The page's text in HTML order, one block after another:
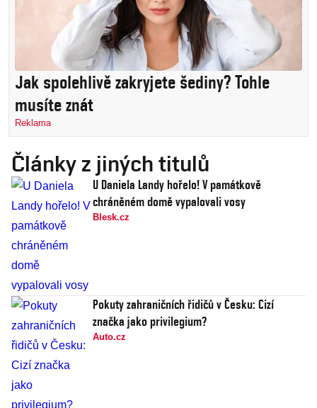
Jak spolehlivě zakryjete šediny? Tohle
musíte znát
Reklama
Články z jiných titulů
U Daniela Landy hořelo! V památkově
chráněném domě vypalovali vosy
Blesk.cz
Pokuty zahraničních řidičů v Česku: Cizí
značka jako privilegium?
Auto.cz